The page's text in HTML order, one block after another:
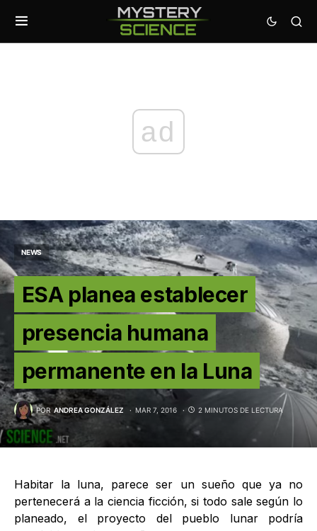
ad
NEWS
ESA planea establecer
presencia humana
permanente en la Luna
POR ANDREA GONZÁLEZ MAR 7, 2016 2 MINUTOS DE LECTURA
Habitar la luna, parece ser un sueño que ya no
pertenecerá a la ciencia ficción, si todo sale según lo
planeado, el proyecto del pueblo lunar podría